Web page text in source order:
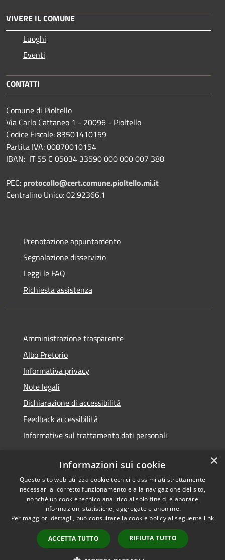
VIVERE IL COMUNE
Luoghi
Eventi
CONTATTI
Comune di Pioltello
Via Carlo Cattaneo 1 - 20096 - Pioltello
Codice Fiscale: 83501410159
Partita IVA: 00870010154
IBAN: IT 55 C 05034 33590 000 000 007 388
PEC: protocollo@cert.comune.pioltello.mi.it
Centralino Unico: 02.92366.1
Prenotazione appuntamento
Segnalazione disservizio
Leggi le FAQ
Richiesta assistenza
Amministrazione trasparente
Albo Pretorio
Informativa privacy
Note legali
Dichiarazione di accessibilità
Feedback accessibilità
Informative sul trattamento dati personali
RSS
Accessibilità
Cookie
Mappa del sito
Informativa trattamento
Copyright © 2026 • Comune di
Pioltello • Powered by
Municipium•Accesso
redazione
×
Informazioni sui cookie
Questo sito web utilizza cookie tecnici e assimilati strettamente
necessari al corretto funzionamento e alla navigazione del sito,
nonché un cookie tecnico analitico al solo fine di elaborare
informazioni statistiche, aggregate e anonime.
Per maggiori dettagli, può consultare la cookie policy al seguente link
ACCETTA TUTTO RIFIUTA TUTTO